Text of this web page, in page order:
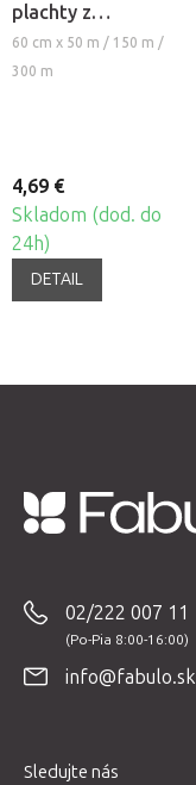
plachty z
netkanej textílie
Fabulo v rolke,
60 cm x 50 m / 150 m /
300 m
4,69 €
Skladom (dod. do
24h)
DETAIL
02/222 007 11
info@fabulo.sk
Sledujte nás